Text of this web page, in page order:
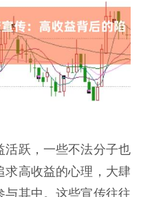
活跃，一些不法分子也
求高收益的心理，大肆
与其中。这些宣传往往